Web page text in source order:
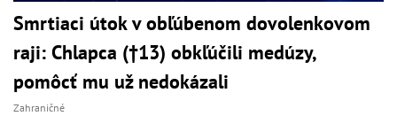
Smrtiaci útok v obľúbenom dovolenkovom
raji: Chlapca (†13) obkľúčili medúzy,
pomôcť mu už nedokázali
Zahraničné